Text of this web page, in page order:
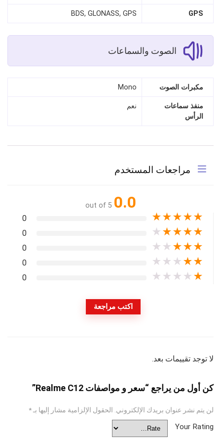
GPS
BDS, GLONASS, GPS
الصوت والسماعات
مكبرات الصوت Mono
منفذ سماعات
الرأس
نعم
مراجعات المستخدم
0.0
out of 5
★
★
★
★
★
0
★
★
★
★
★
0
★
★
★
★
★
0
★
★
★
★
★
0
★
★
★
★
★
0
اكتب مراجعة
لا توجد تقييمات بعد.
كن أول من يراجع “سعر و مواصفات Realme C12”
لن يتم نشر عنوان بريدك الإلكتروني. الحقول الإلزامية مشار إليها بـ*
Your Rating